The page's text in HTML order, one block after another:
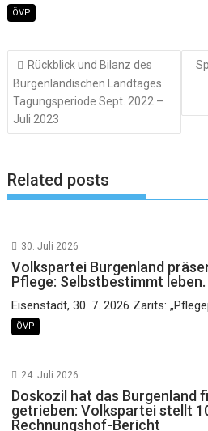
ÖVP
Beitragsnavigation
Rückblick und Bilanz des
Burgenländischen Landtages
Tagungsperiode Sept. 2022 –
Juli 2023
Related posts
30. Juli 2026
Volkspartei Burgenland
Pflege: Selbstbestimmt
Eisenstadt, 30. 7. 2026 Zarits:
ÖVP
24. Juli 2026
Doskozil hat das Burgenland
getrieben: Volkspartei stellt
Rechnungshof-Bericht